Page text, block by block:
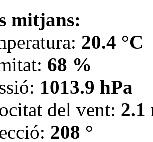
mitjans:
20.4 °C
68 %
1013.9 hPa
del vent: 2.1
208 °